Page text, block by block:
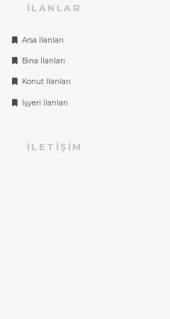
İLANLAR
Arsa İlanları
Bina İlanları
Konut İlanları
İşyeri İlanları
İLETIŞIM